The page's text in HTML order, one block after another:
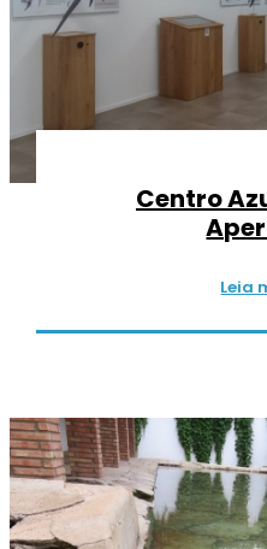
Centro
Leia